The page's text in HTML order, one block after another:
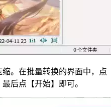
。在批量转换的界面中，点
后点【开始】即可。